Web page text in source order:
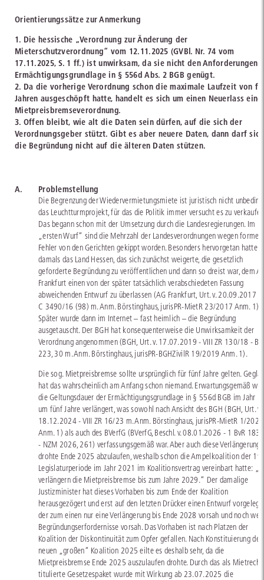
Orientierungssätze zur Anmerkung
1. Die hessische „Verordnung zur Änderung der
Mieterschutzverordnung“ vom 12.11.2025 (GVBl. Nr. 74 vom
17.11.2025, S. 1 ff.) ist unwirksam, da sie nicht den Anforderungen
Ermächtigungsgrundlage in § 556d Abs. 2 BGB genügt.
2. Da die vorherige Verordnung schon die maximale Laufzeit von
Jahren ausgeschöpft hatte, handelt es sich um einen Neuerlass eine
Mietpreisbremseverordnung.
3. Offen bleibt, wie alt die Daten sein dürfen, auf die sich der
Verordnungsgeber stützt. Gibt es aber neuere Daten, dann darf sich
die Begründung nicht auf die älteren Daten stützen.
A. Problemstellung
Die Begrenzung der Wiedervermietungsmiete ist juristisch nicht
das Leuchtturmprojekt, für das die Politik immer versucht es zu
Das begann schon mit der Umsetzung durch die Landesregierungen. Im
„ersten Wurf“ sind die Mehrzahl der Landesverordnungen wegen
Fehler von den Gerichten gekippt worden. Besonders hervorgetan hatte
damals das Land Hessen, das sich zunächst weigerte, die gesetzlich
geforderte Begründung zu veröffentlichen und dann so dreist war, dem
Frankfurt einen von der später tatsächlich verabschiedeten Fassung
abweichenden Entwurf zu überlassen (AG Frankfurt, Urt. v. 20.09.2017 -
C 3490/16 (98) m. Anm. Börstinghaus, jurisPR-MietR 23/2017 Anm. 1).
Später wurde dann im Internet – fast heimlich – die Begründung
ausgetauscht. Der BGH hat konsequenterweise die Unwirksamkeit der
Verordnung angenommen (BGH, Urt. v. 17.07.2019 - VIII ZR 130/18 -
223, 30 m. Anm. Börstinghaus, jurisPR-BGHZivilR 19/2019 Anm. 1).
Die sog. Mietpreisbremse sollte ursprünglich für fünf Jahre gelten.
hat das wahrscheinlich am Anfang schon niemand. Erwartungsgemäß
die Geltungsdauer der Ermächtigungsgrundlage in § 556d BGB im Jahr
um fünf Jahre verlängert, was sowohl nach Ansicht des BGH (BGH, Urt. v.
18.12.2024 - VIII ZR 16/23 m. Anm. Börstinghaus, jurisPR-MietR 1/2025
Anm. 1) als auch des BVerfG (BVerfG, Beschl. v. 08.01.2026 - 1 BvR
- NZM 2026, 261) verfassungsgemäß war. Aber auch diese Verlängerung
drohte Ende 2025 abzulaufen, weshalb schon die Ampelkoalition der 19.
Legislaturperiode im Jahr 2021 im Koalitionsvertrag vereinbart hatte:
verlängern die Mietpreisbremse bis zum Jahre 2029.“ Der damalige
Justizminister hat dieses Vorhaben bis zum Ende der Koalition
herausgezögert und erst auf den letzten Drücker einen Entwurf vorgelegt,
der zum einen nur eine Verlängerung bis Ende 2028 vorsah und noch
Begründungserfordernisse vorsah. Das Vorhaben ist nach Platzen der
Koalition der Diskontinuität zum Opfer gefallen. Nach Konstituierung der
neuen „großen“ Koalition 2025 eilte es deshalb sehr, da die
Mietpreisbremse Ende 2025 auszulaufen drohte. Durch das als Mietrecht
titulierte Gesetzespaket wurde mit Wirkung ab 23.07.2025 die